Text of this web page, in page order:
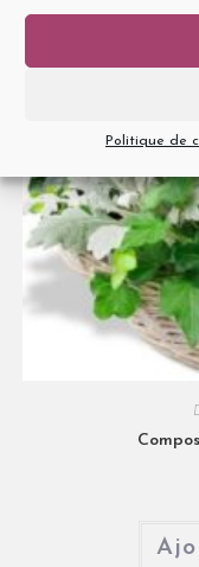
Politique de